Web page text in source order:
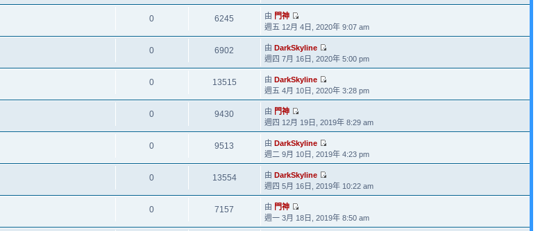
0 6245 由 門神
週五 12月 4日, 2020年 9:07 am
0 6902 由DarkSkyline
週四 7月 16日, 2020年 5:00 pm
0 13515 由DarkSkyline
週五 4月 10日, 2020年 3:28 pm
0 9430 由 門神
週四 12月 19日, 2019年 8:29 am
0 9513 由DarkSkyline
週二 9月 10日, 2019年 4:23 pm
0 13554 由DarkSkyline
週四 5月 16日, 2019年 10:22 am
0 7157 由 門神
週一 3月 18日, 2019年 8:50 am